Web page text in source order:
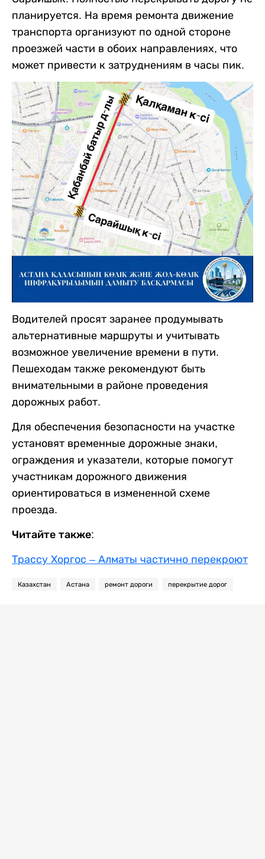
планируется. На время ремонта движение
транспорта организуют по одной стороне
проезжей части в обоих направлениях, что
может привести к затруднениям в часы пик.
Водителей просят заранее продумывать
альтернативные маршруты и учитывать
возможное увеличение времени в пути.
Пешеходам также рекомендуют быть
внимательными в районе проведения
дорожных работ.
Для обеспечения безопасности на участке
установят временные дорожные знаки,
ограждения и указатели, которые помогут
участникам дорожного движения
ориентироваться в измененной схеме
проезда.
Читайте также:
Трассу Хоргос – Алматы частично перекроют
Казахстан Астана ремонт дороги перекрытие дорог